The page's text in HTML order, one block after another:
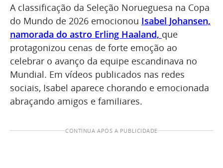
A classificação da Seleção Norueguesa na Copa
do Mundo de 2026 emocionou Isabel Johansen,
namorada do astro Erling Haaland, que
protagonizou cenas de forte emoção ao
celebrar o avanço da equipe escandinava no
Mundial. Em vídeos publicados nas redes
sociais, Isabel aparece chorando e emocionada
abraçando amigos e familiares.
CONTINUA APÓS A PUBLICIDADE